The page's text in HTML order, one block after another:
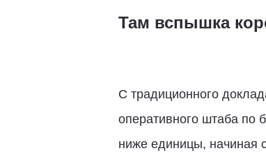
Там вспышка
С традиционного
оперативного штаба по
ниже единицы, начиная